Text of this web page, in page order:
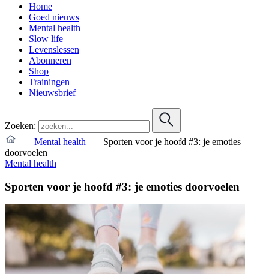
Home
Goed nieuws
Mental health
Slow life
Levenslessen
Abonneren
Shop
Trainingen
Nieuwsbrief
Zoeken:
Mental health
Sporten voor je hoofd #3: je emoties
doorvoelen
Mental health
Sporten voor je hoofd #3: je emoties doorvoelen